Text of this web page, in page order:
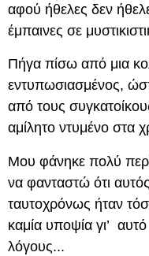
αφού ήθελες δεν
έμπαινες σε
Πήγα πίσω από μια
εντυπωσιασμένος,
από τους
αμίλητο ντυμένο στα
Μου φάνηκε πολύ
να φανταστώ ότι
ταυτοχρόνως ήταν
καμία υποψία γι’
λόγους...